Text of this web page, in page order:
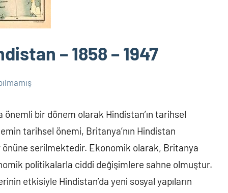
– 1858 – 1947
önemli bir dönem olarak Hindistan’ın tarihsel
tarihsel önemi, Britanya’nın Hindistan
serilmektedir. Ekonomik olarak, Britanya
politikalarla ciddi değişimlere sahne olmuştur.
etkisiyle Hindistan’da yeni sosyal yapıların